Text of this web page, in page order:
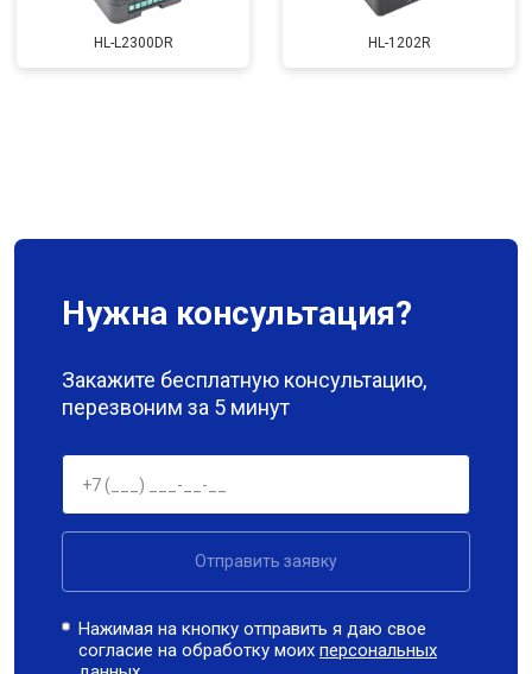
HL-L2300DR HL-1202R
Нужна консультация?
Закажите бесплатную консультацию,
перезвоним за 5 минут
Отправить заявку
Нажимая на кнопку отправить я даю свое
согласие на обработку моихперсональных